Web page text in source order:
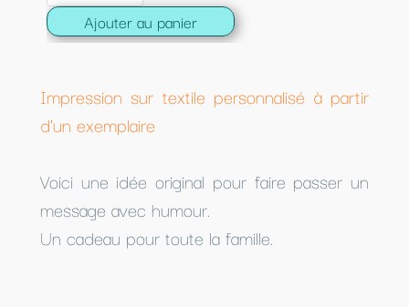
Ajouter au panier
Impression sur textile personnalisé à partir
d'un exemplaire
Voici une idée original pour faire passer un
message avec humour.
Un cadeau pour toute la famille.